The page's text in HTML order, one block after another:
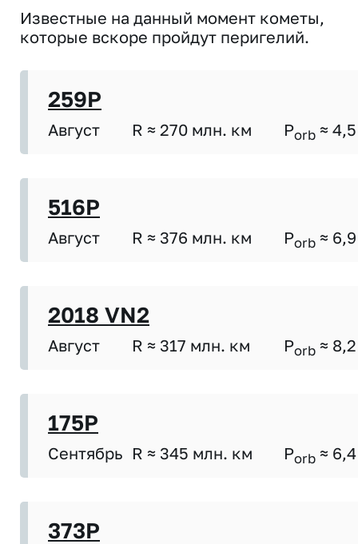
Известные на данный момент кометы,
которые вскоре пройдут перигелий.
259P
Август R ≈ 270 млн. км Porb ≈ 4,5
516P
Август R ≈ 376 млн. км Porb ≈ 6,9
2018 VN2
Август R ≈ 317 млн. км Porb ≈ 8,2
175P
Сентябрь R ≈ 345 млн. км Porb ≈ 6,4
373P